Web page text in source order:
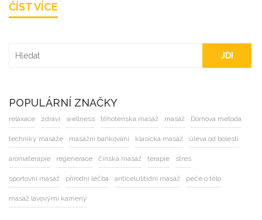
nabízí praktické tipy, jak jeho zdraví podporovat pro
ČÍST VÍCE
JDI
POPULÁRNÍ ZNAČKY
relaxace zdraví wellness těhotenská masáž masáž Dornova metoda
techniky masáže masážní baňkování klasická masáž úleva od bolesti
aromaterapie regenerace čínská masáž terapie stres
sportovní masáž přírodní léčba anticelulitidní masáž péče o tělo
masáž lávovými kameny